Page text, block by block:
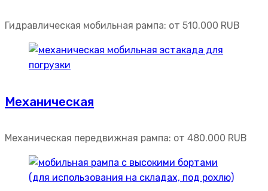
Гидравлическая мобильная рампа: от 510.000 RUB
Механическая
Механическая передвижная рампа: от 480.000 RUB